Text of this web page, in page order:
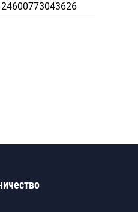
24600773043626